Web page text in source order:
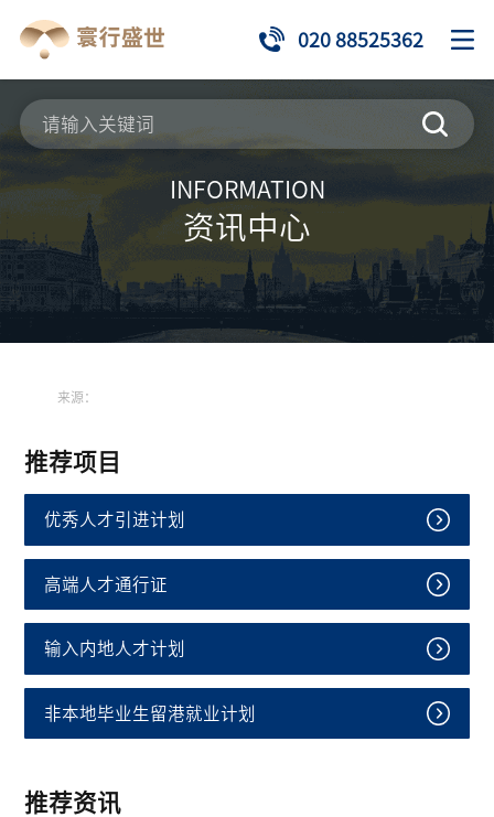
020 88525362
INFORMATION
资讯中心
来源：
推荐项目
优秀人才引进计划
高端人才通行证
输入内地人才计划
非本地毕业生留港就业计划
推荐资讯